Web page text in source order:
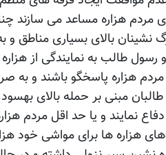
مردم هزاره مساعد می سازند
نشینان بالای بسیاری مناطق
طالب به نمایندگی از
هزاره پاسخگو باشند و به
مبنی بر حمله بالای
دفاع نمایند و یا حد اقل مردم
هزاره ها برای مواشی خود